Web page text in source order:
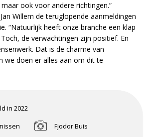
ook voor andere richtingen.”
Willem de teruglopende aanmeldingen
“Natuurlijk heeft onze branche een klap
de verwachtingen zijn positief. En
Dat is de charme van
we doen er alles aan om dit te
in 2022
Fjodor Buis